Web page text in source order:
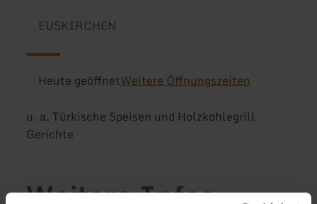
EUSKIRCHEN
Heute geöffnetWeitere Öffnungszeiten
u. a. Türkische Speisen und Holzkohlegrill
Gerichte